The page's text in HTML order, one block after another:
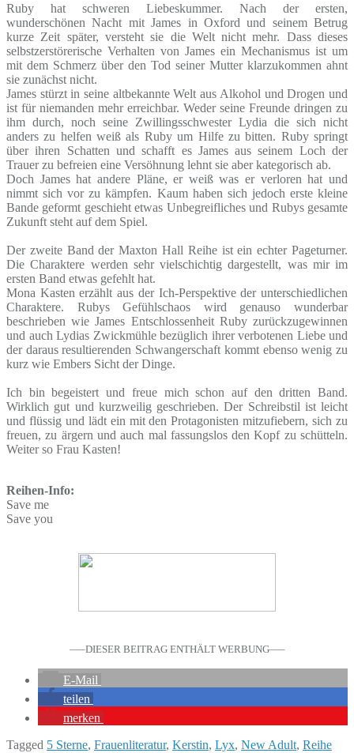
Ruby hat schweren Liebeskummer. Nach der ersten,
wunderschönen Nacht mit James in Oxford und seinem Betrug
kurze Zeit später, versteht sie die Welt nicht mehr. Dass dieses
selbstzerstörerische Verhalten von James ein Mechanismus ist um
mit dem Schmerz über den Tod seiner Mutter klarzukommen ahnt
sie zunächst nicht.
James stürzt in seine altbekannte Welt aus Alkohol und Drogen und
ist für niemanden mehr erreichbar. Weder seine Freunde dringen zu
ihm durch, noch seine Zwillingsschwester Lydia die sich nicht
anders zu helfen weiß als Ruby um Hilfe zu bitten. Ruby springt
über ihren Schatten und schafft es James aus seinem Loch der
Trauer zu befreien eine Versöhnung lehnt sie aber kategorisch ab.
Doch James hat andere Pläne, er weiß was er verloren hat und
nimmt sich vor zu kämpfen. Kaum haben sich jedoch erste kleine
Bande geformt geschieht etwas Unbegreifliches und Rubys gesamte
Zukunft steht auf dem Spiel.
Der zweite Band der Maxton Hall Reihe ist ein echter Pageturner.
Die Charaktere werden sehr vielschichtig dargestellt, was mir im
ersten Band etwas gefehlt hat.
Mona Kasten erzählt aus der Ich-Perspektive der unterschiedlichen
Charaktere. Rubys Gefühlschaos wird genauso wunderbar
beschrieben wie James Entschlossenheit Ruby zurückzugewinnen
und auch Lydias Zwickmühle bezüglich ihrer verbotenen Liebe und
der daraus resultierenden Schwangerschaft kommt ebenso wenig zu
kurz wie Embers Sicht der Dinge.
Ich bin begeistert und freue mich schon auf den dritten Band.
Wirklich gut und kurzweilig geschrieben. Der Schreibstil ist leicht
und flüssig und lädt ein mit den Protagonisten mitzufiebern, sich zu
freuen, zu ärgern und auch mal fassungslos den Kopf zu schütteln.
Weiter so Frau Kasten!
Reihen-Info:
Save me
Save you
—–DIESER BEITRAG ENTHÄLT WERBUNG—–
E-Mail
teilen
merken
Tagged 5 Sterne, Frauenliteratur, Kerstin, Lyx, New Adult, Reihe